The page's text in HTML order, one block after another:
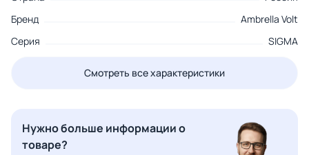
Бренд
Ambrella Volt
Серия
SIGMA
Смотреть все характеристики
Нужно больше информации о
товаре?